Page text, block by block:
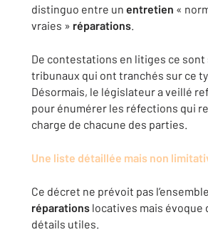
distinguo entre un entretien «
vraies » réparations.
De contestations en litiges ce sont
tribunaux qui ont tranchés sur ce
Désormais, le législateur a veillé
pour énumérer les réfections qui
charge de chacune des parties.
Une liste détaillée mais non
Ce décret ne prévoit pas
réparations locatives mais évoque
détails utiles.